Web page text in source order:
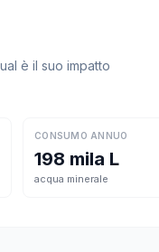
è il suo impatto
CONSUMO ANNUO
198 mila L
acqua minerale